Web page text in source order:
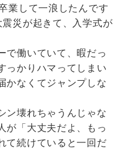
業して一浪したんです
災が起きて、入学式が
で働いていて、暇だっ
っかりハマってしまい
かなくてジャンプしな
ン壊れちゃうんじゃな
が「大丈夫だよ、もっ
て続けていると一回だ